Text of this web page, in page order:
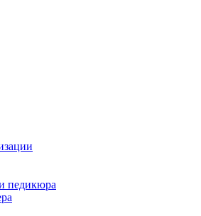
педикюра